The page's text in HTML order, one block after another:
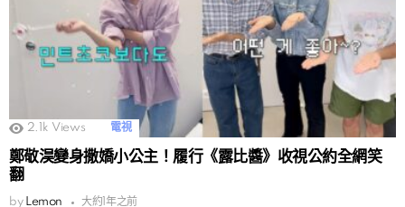
2.1k Views 電視
鄭敬淏變身撒嬌小公主！履行《露比醬》收視公約全網笑
翻
by Lemon 大約1年之前